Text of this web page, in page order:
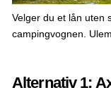
Velger du et lån uten
campingvognen.
Alternativ 1: